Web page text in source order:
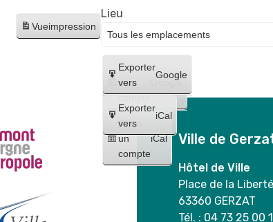
Vueimpression
Créer
un
compte
Google
Créer
un
compte
iCal
Exporter
vers
Google
Exporter
vers
iCal
Lieu
Ville de
Hôtel de Ville
Place de la Liberté
63360 GERZAT
Tél. : 04 73 25 00